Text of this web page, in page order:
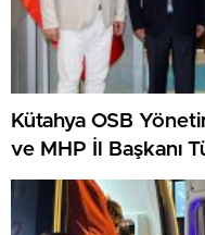
Kütahya OSB
ve MHP İl Başkanı